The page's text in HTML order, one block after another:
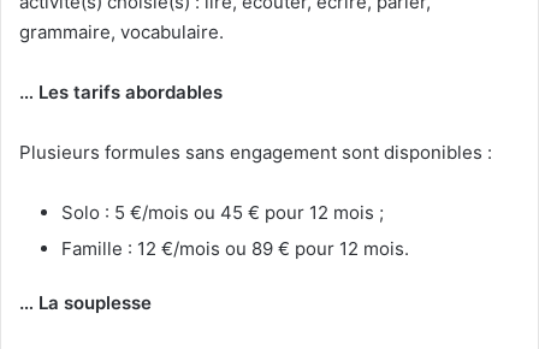
grammaire, vocabulaire.
… Les tarifs abordables
Plusieurs formules sans engagement sont disponibles :
Solo : 5 €/mois ou 45 € pour 12 mois ;
Famille : 12 €/mois ou 89 € pour 12 mois.
… La souplesse